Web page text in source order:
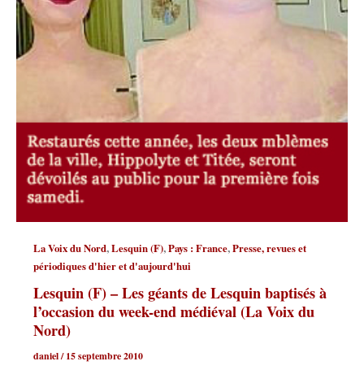
La Voix du Nord,Lesquin (F),Pays : France,Presse, revues et
périodiques d'hier et d'aujourd'hui
Lesquin (F) – Les géants de Lesquin baptisés à
l’occasion du week-end médiéval (La Voix du
Nord)
daniel/15 septembre 2010